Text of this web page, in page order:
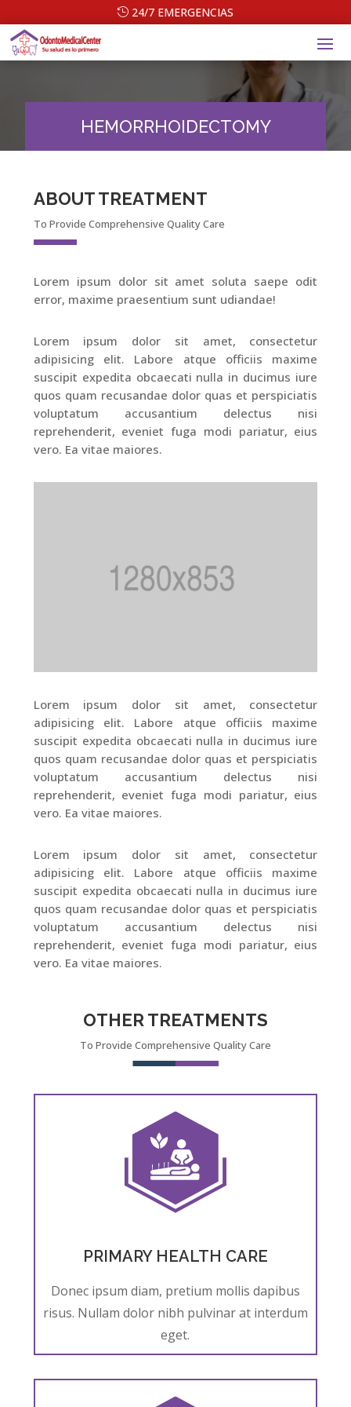
24/7 EMERGENCIAS
HEMORRHOIDECTOMY
ABOUT TREATMENT
To Provide Comprehensive Quality Care
Lorem ipsum dolor sit amet soluta saepe odit
error, maxime praesentium sunt udiandae!
Lorem ipsum dolor sit amet, consectetur
adipisicing elit. Labore atque officiis maxime
suscipit expedita obcaecati nulla in ducimus iure
quos quam recusandae dolor quas et perspiciatis
voluptatum accusantium delectus nisi
reprehenderit, eveniet fuga modi pariatur, eius
vero. Ea vitae maiores.
Lorem ipsum dolor sit amet, consectetur
adipisicing elit. Labore atque officiis maxime
suscipit expedita obcaecati nulla in ducimus iure
quos quam recusandae dolor quas et perspiciatis
voluptatum accusantium delectus nisi
reprehenderit, eveniet fuga modi pariatur, eius
vero. Ea vitae maiores.
Lorem ipsum dolor sit amet, consectetur
adipisicing elit. Labore atque officiis maxime
suscipit expedita obcaecati nulla in ducimus iure
quos quam recusandae dolor quas et perspiciatis
voluptatum accusantium delectus nisi
reprehenderit, eveniet fuga modi pariatur, eius
vero. Ea vitae maiores.
OTHER TREATMENTS
To Provide Comprehensive Quality Care
PRIMARY HEALTH CARE
Donec ipsum diam, pretium mollis dapibus
risus. Nullam dolor nibh pulvinar at interdum
eget.